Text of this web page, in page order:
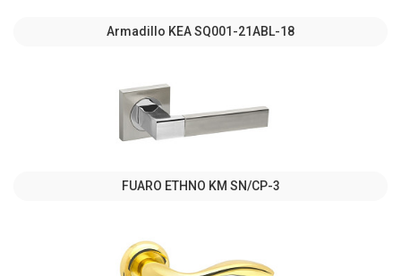
Armadillo KEA SQ001-21ABL-18
FUARO ETHNO KM SN/CP-3